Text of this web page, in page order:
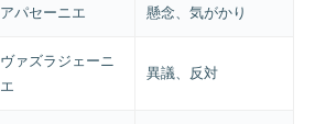
アパセーニエ 懸念、気がかり
ヴァズラジェーニ
エ
異議、反対